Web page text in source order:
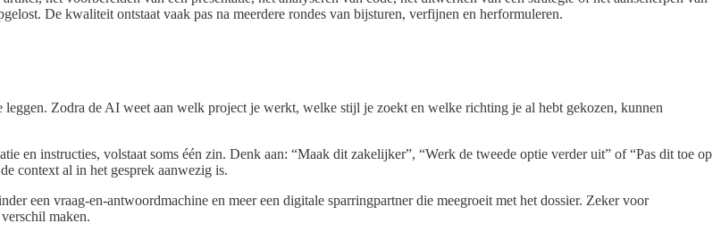
De kwaliteit ontstaat vaak pas na meerdere rondes van bijsturen, verfijnen en herformuleren.
Zodra de AI weet aan welk project je werkt, welke stijl je zoekt en welke richting je al hebt gekozen, kunnen
en instructies, volstaat soms één zin. Denk aan: “Maak dit zakelijker”, “Werk de tweede optie verder uit” of “Pas dit toe op
context al in het gesprek aanwezig is.
een vraag-en-antwoordmachine en meer een digitale sparringpartner die meegroeit met het dossier. Zeker voor
maken.